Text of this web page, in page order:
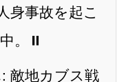
身事故を起こ
。⏸️
敵地カブス戦